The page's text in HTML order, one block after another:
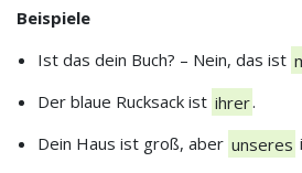
Beispiele
Ist das dein Buch? – Nein, das ist
Der blaue Rucksack ist ihrer.
Dein Haus ist groß, aber unseres